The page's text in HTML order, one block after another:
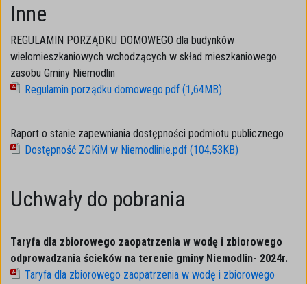
Inne
REGULAMIN PORZĄDKU DOMOWEGO dla budynków
wielomieszkaniowych wchodzących w skład mieszkaniowego
zasobu Gminy Niemodlin
Regulamin porządku domowego.pdf (1,64MB)
Raport o stanie zapewniania dostępności podmiotu publicznego
Dostępność ZGKiM w Niemodlinie.pdf (104,53KB)
Uchwały do pobrania
Taryfa dla zbiorowego zaopatrzenia w wodę i zbiorowego
odprowadzania ścieków na terenie gminy Niemodlin- 2024r.
Taryfa dla zbiorowego zaopatrzenia w wodę i zbiorowego